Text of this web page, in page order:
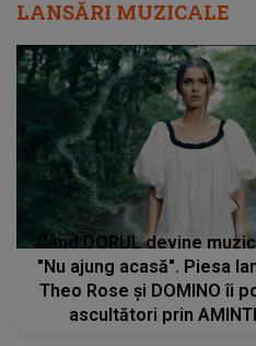
LANSĂRI MUZICALE
Când DORUL devine
"Nu ajung acasă". Piesa
Theo Rose și DOMINO îi
ascultători prin